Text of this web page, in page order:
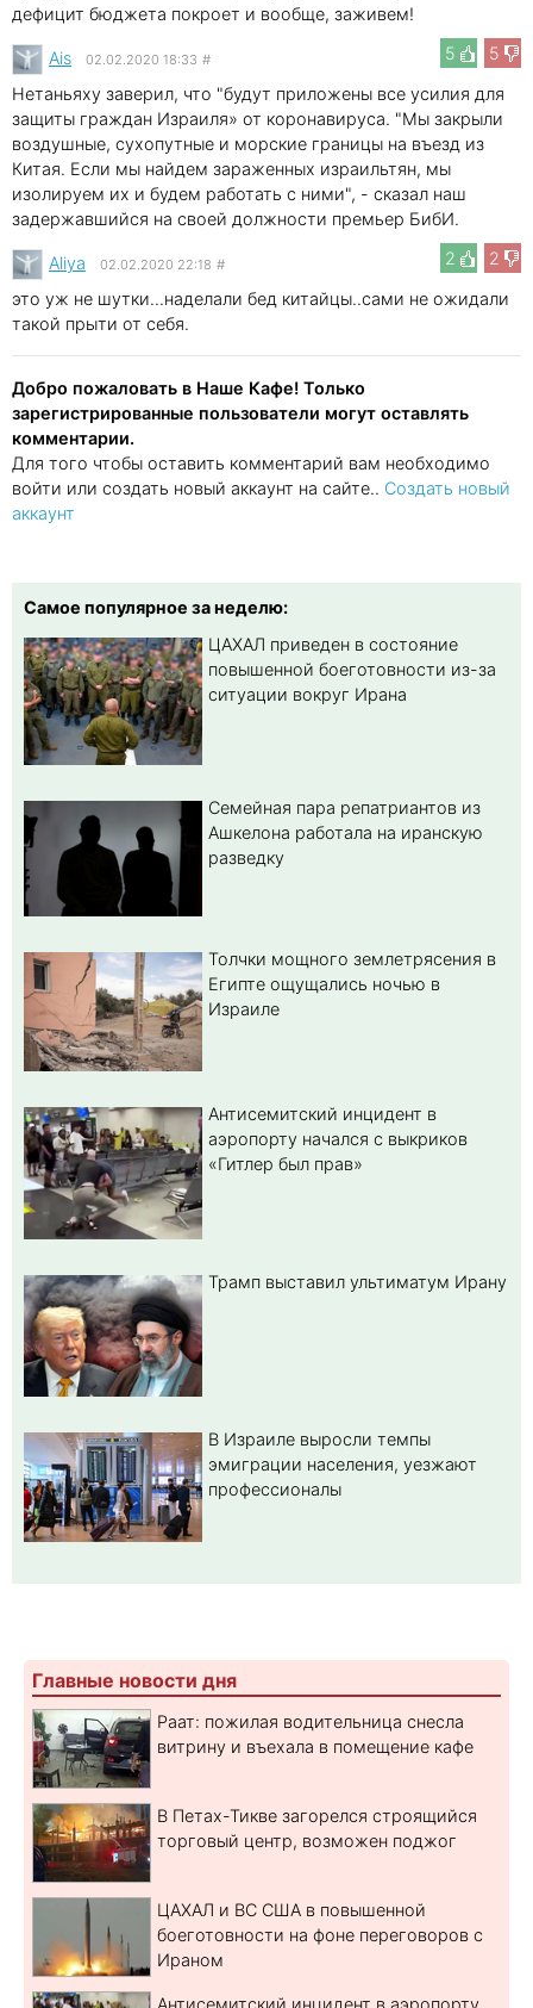
дефицит бюджета покроет и вообще, заживем!
5
5
Ais 02.02.2020 18:33 #
Нетаньяху заверил, что "будут приложены все усилия для
защиты граждан Израиля» от коронавируса. "Мы закрыли
воздушные, сухопутные и морские границы на въезд из
Китая. Если мы найдем зараженных израильтян, мы
изолируем их и будем работать с ними", - сказал наш
задержавшийся на своей должности премьер БибИ.
2
2
Aliya 02.02.2020 22:18 #
это уж не шутки...наделали бед китайцы..сами не ожидали
такой прыти от себя.
Добро пожаловать в Наше Кафе! Только
зарегистрированные пользователи могут оставлять
комментарии.
Для того чтобы оставить комментарий вам необходимо
войти или создать новый аккаунт на сайте.. Создать новый
аккаунт
Самое популярное за неделю:
ЦАХАЛ приведен в состояние
повышенной боеготовности из-за
ситуации вокруг Ирана
Семейная пара репатриантов из
Ашкелона работала на иранскую
разведку
Толчки мощного землетрясения в
Египте ощущались ночью в
Израиле
Антисемитский инцидент в
аэропорту начался с выкриков
«Гитлер был прав»
Трамп выставил ультиматум Ирану
В Израиле выросли темпы
эмиграции населения, уезжают
профессионалы
Главные новости дня
Раат: пожилая водительница снесла
витрину и въехала в помещение кафе
В Петах-Тикве загорелся строящийся
торговый центр, возможен поджог
ЦАХАЛ и ВС США в повышенной
боеготовности на фоне переговоров с
Ираном
Антисемитский инцидент в аэропорту